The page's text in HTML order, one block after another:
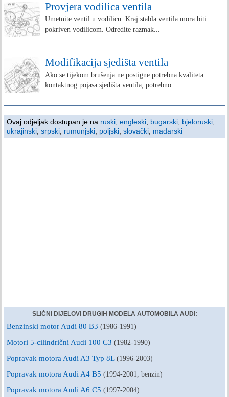
Provjera vodilica ventila
Umetnite ventil u vodilicu. Kraj stabla ventila mora biti
pokriven vodilicom. Odredite razmak...
Modifikacija sjedišta ventila
Ako se tijekom brušenja ne postigne potrebna kvaliteta
kontaktnog pojasa sjedišta ventila, potrebno...
Ovaj odjeljak dostupan je na ruski engleski bugarski bjeloruski
ukrajinski srpski rumunjski poljski slovački mađarski
SLIČNI DIJELOVI DRUGIH MODELA AUTOMOBILA AUDI:
Benzinski motor Audi 80 B3 (1986-1991)
Motori 5-cilindrični Audi 100 C3 (1982-1990)
Popravak motora Audi A3 Typ 8L (1996-2003)
Popravak motora Audi A4 B5 (1994-2001, benzin)
Popravak motora Audi A6 C5 (1997-2004)